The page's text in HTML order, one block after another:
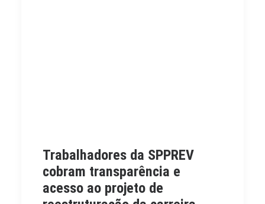
Trabalhadores da SPPREV
cobram transparência e
acesso ao projeto de